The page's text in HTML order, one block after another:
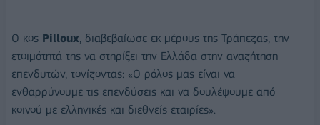
Ο κος Pilloux , διαβεβαίωσε εκ μέρους της Τράπεζας, την
ετοιμότητά της να στηρίξει την Ελλάδα στην αναζήτηση
επενδυτών, τονίζοντας: «Ο ρόλος μας είναι να
ενθαρρύνουμε τις επενδύσεις και να δουλέψουμε από
κοινού με ελληνικές και διεθνείς εταιρίες».